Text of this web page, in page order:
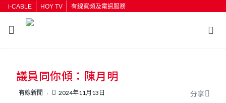
i-CABLE HOY TV 有線寬頻及電訊服務
按輸入鍵開始搜尋
議員同你傾：陳月明
有線新聞 2024年11月13日 分享